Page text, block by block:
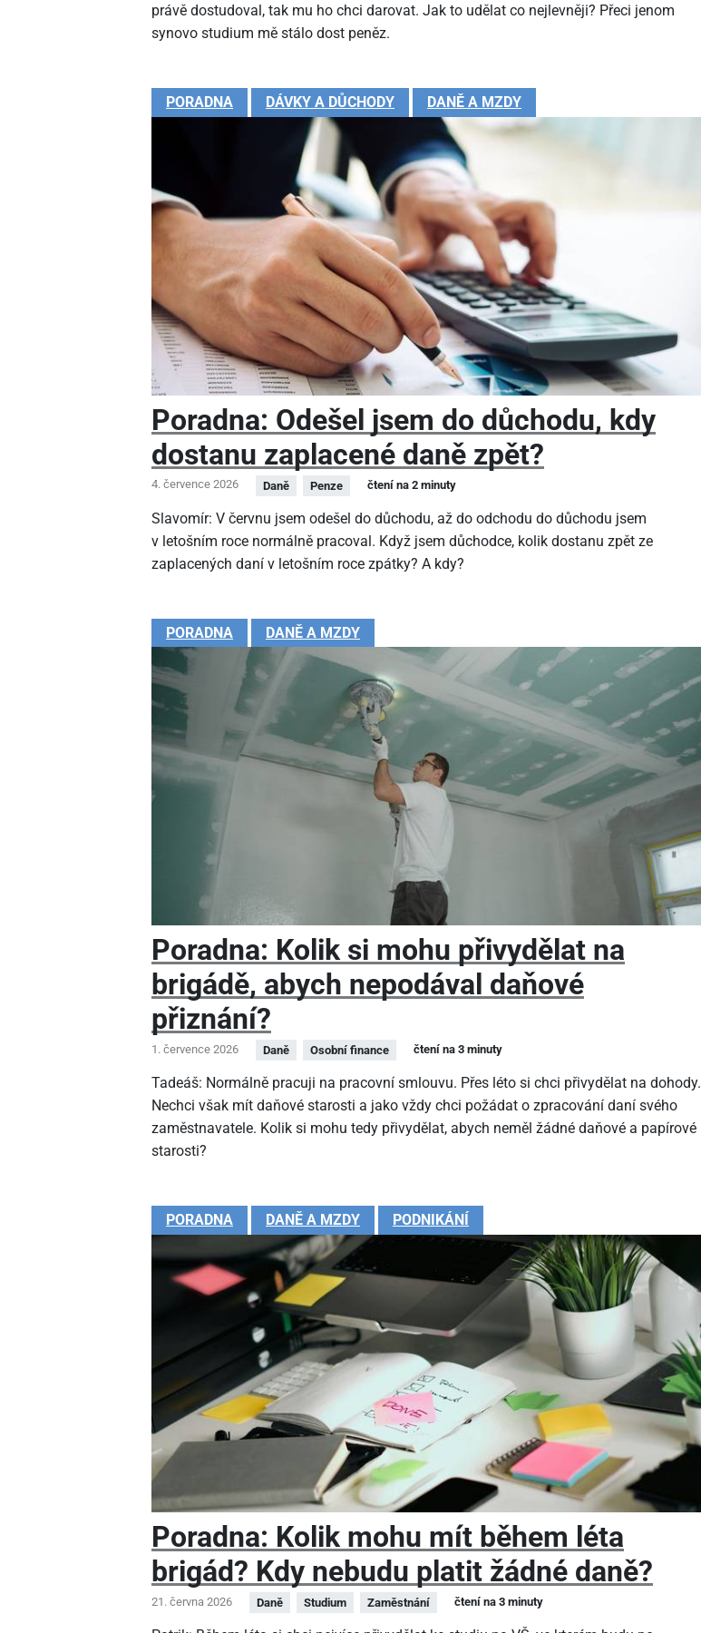
právě dostudoval, tak mu ho chci darovat. Jak to udělat co nejlevněji? Přeci jenom
synovo studium mě stálo dost peněz.
PORADNA DÁVKY A DŮCHODY DANĚ A MZDY
Poradna: Odešel jsem do důchodu, kdy
dostanu zaplacené daně zpět?
4. července 2026 Daně Penze čtení na 2 minuty
Slavomír: V červnu jsem odešel do důchodu, až do odchodu do důchodu jsem
v letošním roce normálně pracoval. Když jsem důchodce, kolik dostanu zpět ze
zaplacených daní v letošním roce zpátky? A kdy?
PORADNA DANĚ A MZDY
Poradna: Kolik si mohu přivydělat na
brigádě, abych nepodával daňové
přiznání?
1. července 2026 Daně Osobní finance čtení na 3 minuty
Tadeáš: Normálně pracuji na pracovní smlouvu. Přes léto si chci přivydělat na dohody.
Nechci však mít daňové starosti a jako vždy chci požádat o zpracování daní svého
zaměstnavatele. Kolik si mohu tedy přivydělat, abych neměl žádné daňové a papírové
starosti?
PORADNA DANĚ A MZDY PODNIKÁNÍ
Poradna: Kolik mohu mít během léta
brigád? Kdy nebudu platit žádné daně?
21. června 2026 Daně Studium Zaměstnání čtení na 3 minuty